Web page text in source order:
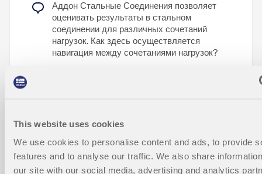
This website uses cookies
We use cookies to personalise content and ads, to provide
features and to analyse our traffic. We also share
our site with our social media, advertising and analytics
глобальных шарниров.
Узнать больше
С помощью компонента «Стыковая пластина» вы
можете в аддоне Стальное соединение легко
создавать болтовые соединительные накладки
или подобные соединительные узлы.
RSECTION.
Узнать больше
Аддон Стальные Соединения позволяет
оценивать результаты в стальном
соединении для различных сочетаний
нагрузок. Как здесь осуществляется
навигация между сочетаниями нагрузок?
сообщение об ошибке «Не определён
присоединённый лист» в проверке на
правильность, хотя лист существует и
определен. С чем это может быть связано?